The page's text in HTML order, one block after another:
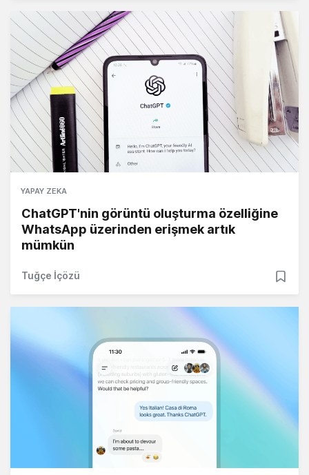
YAPAY ZEKA
ChatGPT'nin görüntü oluşturma özelliğine
WhatsApp üzerinden erişmek artık
mümkün
Tuğçe İçözü